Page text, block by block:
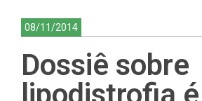
08/11/2014
Dossiê sobre